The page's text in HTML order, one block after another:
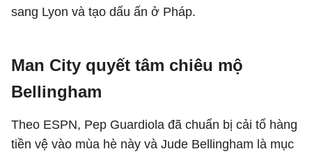
sang Lyon và tạo dấu ấn ở Pháp.
Man City quyết tâm chiêu mộ
Bellingham
Theo ESPN, Pep Guardiola đã chuẩn bị cải tổ hàng
tiền vệ vào mùa hè này và Jude Bellingham là mục